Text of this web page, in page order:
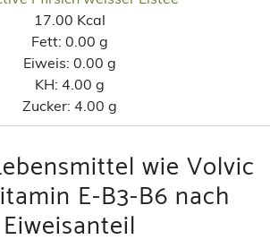
17.00 Kcal
Fett: 0.00 g
Eiweis: 0.00 g
KH: 4.00 g
Zucker: 4.00 g
wie Volvic
E-B3-B6 nach
Eiweisanteil